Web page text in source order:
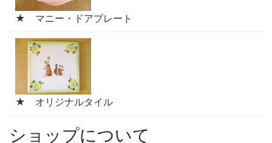
★ マニー・ドアプレート
★ オリジナルタイル
ショップについて